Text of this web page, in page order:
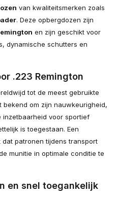
van kwaliteitsmerken zoals
. Deze opbergdozen zijn
en zijn geschikt voor
dynamische schutters en
.223 Remington
tot de meest gebruikte
om zijn nauwkeurigheid,
inzetbaarheid voor sportief
is toegestaan. Een
patronen tijdens transport
munitie in optimale conditie te
en snel toegankelijk